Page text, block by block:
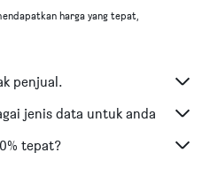
harga yang tepat,
penjual.
jenis data untuk anda
tepat?